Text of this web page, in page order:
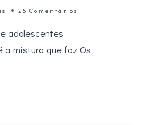
26 Comentários
adolescentes
a mistura que faz Os